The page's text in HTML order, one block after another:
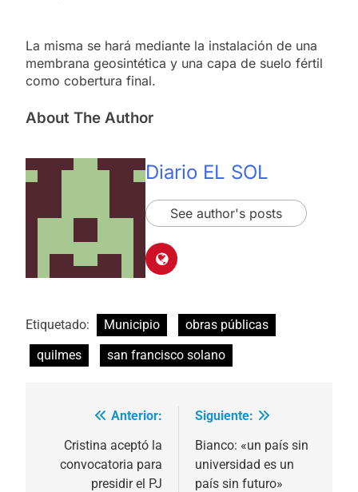
La misma se hará mediante la instalación de una
membrana geosintética y una capa de suelo fértil
como cobertura final.
About The Author
Diario EL SOL
See author's posts
Etiquetado: Municipio
obras públicas
quilmes
san francisco solano
Navegación
entradas
Anterior:
Cristina aceptó la
convocatoria para
presidir el PJ
Siguiente:
Bianco: «un país sin
universidad es un
país sin futuro»